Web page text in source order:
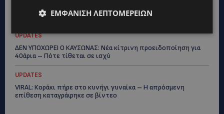
ΤΡΟΧΑΙΟ ΣΤΗΝ ΛΕΥΚΩΣΙΑ: Χειροπέδες και στη σύζυγο του
27χρονου – Φέρεται να παραπλάνησε την Αστυνομία
UPDATES
ΔΕΝ ΥΠΟΧΩΡΕΙ Ο ΚΑΥΣΩΝΑΣ: Νέα κίτρινη προειδοποίηση για
40άρια – Πότε τίθεται σε ισχύ
UPDATES
VIRAL: Κοράκι πήρε στο κυνήγι γυναίκα – Η απρόσμενη
επίθεση καταγράφηκε σε βίντεο
ΕΜΦΆΝΙΣΗ ΛΕΠΤΟΜΕΡΕΙΏΝ